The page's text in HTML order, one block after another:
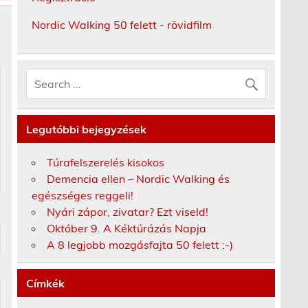
Nordic Walking 50 felett - rövidfilm
Legutóbbi bejegyzések
Túrafelszerelés kisokos
Demencia ellen – Nordic Walking és
egészséges reggeli!
Nyári zápor, zivatar? Ezt viseld!
Október 9. A Kéktúrázás Napja
A 8 legjobb mozgásfajta 50 felett :-)
Címkék